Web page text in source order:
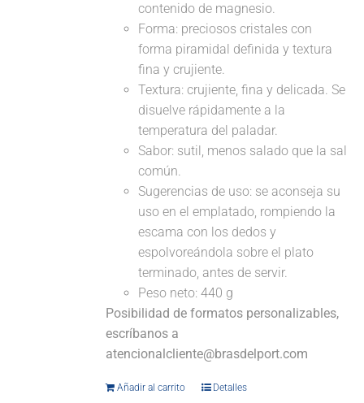
contenido de magnesio.
Forma: preciosos cristales con
forma piramidal definida y textura
fina y crujiente.
Textura: crujiente, fina y delicada. Se
disuelve rápidamente a la
temperatura del paladar.
Sabor: sutil, menos salado que la sal
común.
Sugerencias de uso: se aconseja su
uso en el emplatado, rompiendo la
escama con los dedos y
espolvoreándola sobre el plato
terminado, antes de servir.
Peso neto: 440 g
Posibilidad de formatos personalizables,
escríbanos a
atencionalcliente@brasdelport.com
Añadir al carrito Detalles